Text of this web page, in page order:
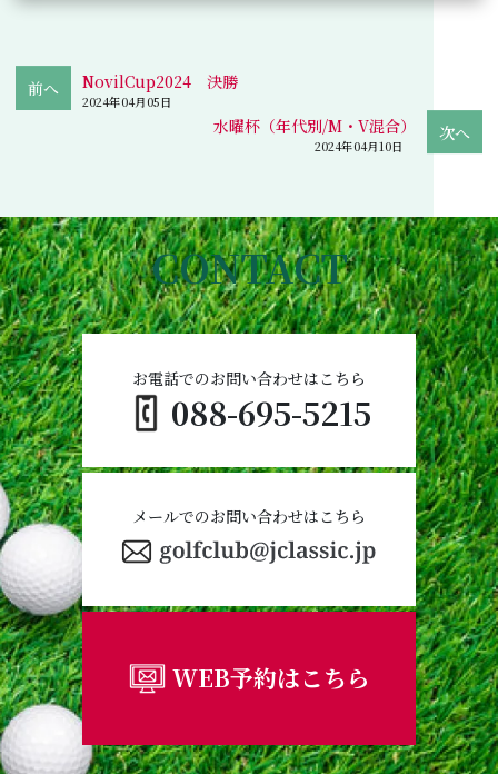
NovilCup2024 決勝
2024年04月05日
水曜杯（年代別/M・V混合）
2024年04月10日
CONTACT
088-695-5215
お電話でのお問い合わせはこちら
メールでのお問い合わせはこちら
WEB予約はこちら